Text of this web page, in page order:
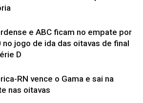
e ABC ficam no empate por
no jogo de ida das oitavas de final
D
RN vence o Gama e sai na
nas oitavas